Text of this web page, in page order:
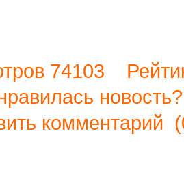
74103
комментарий